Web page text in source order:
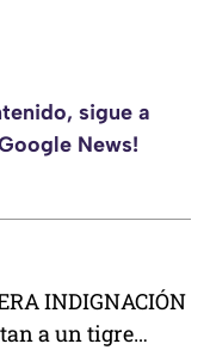
sigue a
News!
INDIGNACIÓN
a un tigre